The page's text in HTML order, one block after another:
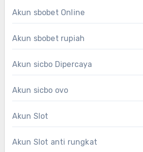
Akun sbobet Online
Akun sbobet rupiah
Akun sicbo Dipercaya
Akun sicbo ovo
Akun Slot
Akun Slot anti rungkat